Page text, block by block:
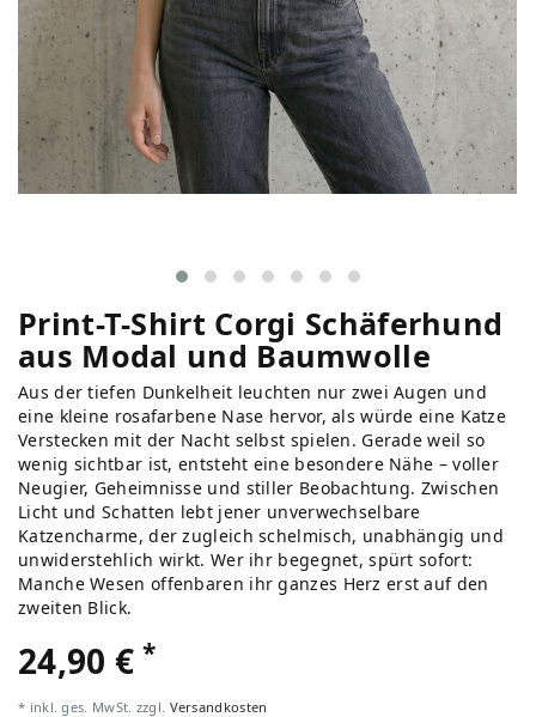
Print-T-Shirt Corgi Schäferhund
aus Modal und Baumwolle
Aus der tiefen Dunkelheit leuchten nur zwei Augen und
eine kleine rosafarbene Nase hervor, als würde eine Katze
Verstecken mit der Nacht selbst spielen. Gerade weil so
wenig sichtbar ist, entsteht eine besondere Nähe – voller
Neugier, Geheimnisse und stiller Beobachtung. Zwischen
Licht und Schatten lebt jener unverwechselbare
Katzencharme, der zugleich schelmisch, unabhängig und
unwiderstehlich wirkt. Wer ihr begegnet, spürt sofort:
Manche Wesen offenbaren ihr ganzes Herz erst auf den
zweiten Blick.
24,90 €*
* inkl. ges. MwSt. zzgl. Versandkosten